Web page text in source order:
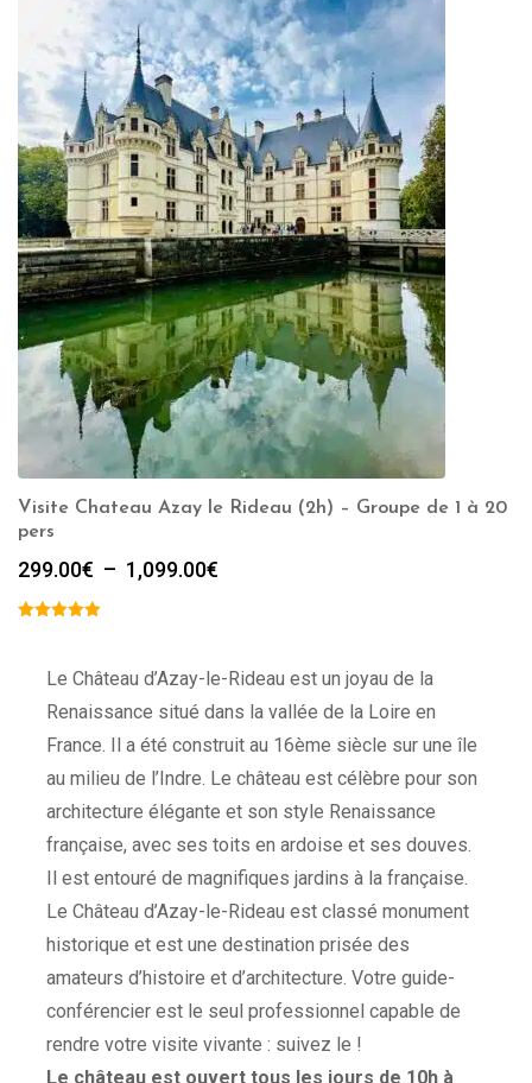
Visite Chateau Azay le Rideau (2h) – Groupe de 1 à 20
pers
299.00€ – 1,099.00€
à
1,099.00€
Le Château d’Azay-le-Rideau est un joyau de la
Renaissance situé dans la vallée de la Loire en
France. Il a été construit au 16ème siècle sur une île
au milieu de l’Indre. Le château est célèbre pour son
architecture élégante et son style Renaissance
française, avec ses toits en ardoise et ses douves.
Il est entouré de magnifiques jardins à la française.
Le Château d’Azay-le-Rideau est classé monument
historique et est une destination prisée des
amateurs d’histoire et d’architecture. Votre guide-
conférencier est le seul professionnel capable de
rendre votre visite vivante : suivez le !
Le château est ouvert tous les jours de 10h à